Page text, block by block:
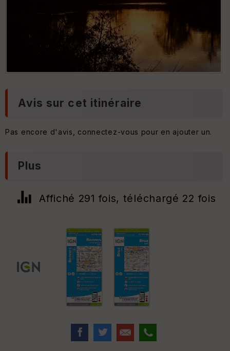
Avis sur cet itinéraire
Pas encore d'avis, connectez-vous pour en ajouter un.
Plus
Affiché 291 fois, téléchargé 22 fois